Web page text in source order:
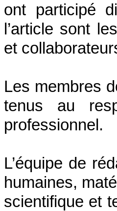
ont participé
l’article sont
et
Les membres
tenus au
professionnel.
L’équipe de
humaines,
scientifique et